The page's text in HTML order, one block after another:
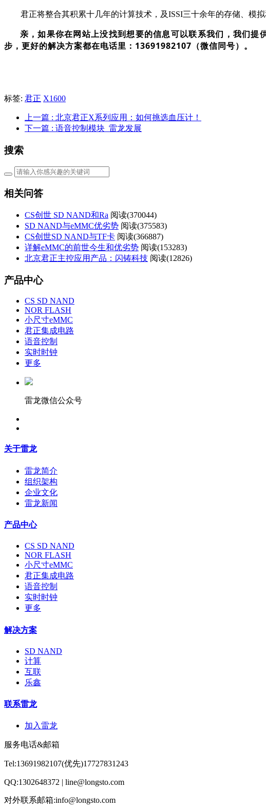
君正将整合其积累十几年的计算技术，及ISSI三十余年的存储、模拟
亲，如果你在网站上没找到想要的信息可以联系我们，我们
步，更好的解决方案都在电话里：13691982107（微信同号）。
标签: 君正 X1600
上一篇 : 北京君正X系列应用：如何挑选血压计！
下一篇 : 语音控制模块_雷龙发展
搜索
相关问答
CS创世 SD NAND和Ra 阅读(370044)
SD NAND与eMMC优劣势 阅读(375583)
CS创世SD NAND与TF卡 阅读(366887)
详解eMMC的前世今生和优劣势 阅读(153283)
北京君正主控应用产品：闪铸科技 阅读(12826)
产品中心
CS SD NAND
NOR FLASH
小尺寸eMMC
君正集成电路
语音控制
实时时钟
更多
雷龙微信公众号
关于雷龙
雷龙简介
组织架构
企业文化
雷龙新闻
产品中心
CS SD NAND
NOR FLASH
小尺寸eMMC
君正集成电路
语音控制
实时时钟
更多
解决方案
SD NAND
计算
互联
乐鑫
联系雷龙
加入雷龙
服务电话&邮箱
Tel:13691982107(优先)17727831243
QQ:1302648372 | line@longsto.com
对外联系邮箱:info@longsto.com